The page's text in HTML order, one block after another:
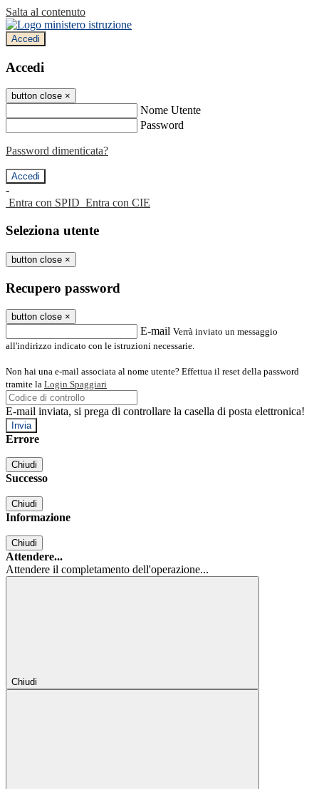
Salta al contenuto
Accedi
Accedi
button close ×
Nome Utente
Password
Password dimenticata?
-
Entra con SPID Entra con CIE
Seleziona utente
button close ×
Recupero password
button close ×
E-mail Verrà inviato un messaggio
all'indirizzo indicato con le istruzioni necessarie.
Non hai una e-mail associata al nome utente? Effettua il reset della password
tramite la Login Spaggiari
E-mail inviata, si prega di controllare la casella di posta elettronica!
Errore
Chiudi
Successo
Chiudi
Informazione
Chiudi
Attendere...
Attendere il completamento dell'operazione...
Chiudi